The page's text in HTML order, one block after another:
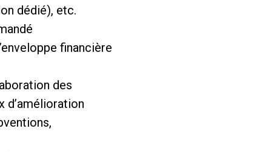
dédié), etc.
financière
des
d’amélioration